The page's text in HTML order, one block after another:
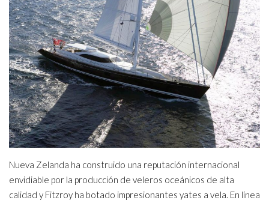
Nueva Zelanda ha construido una reputación internacional
envidiable por la producción de veleros oceánicos de alta
calidad y Fitzroy ha botado impresionantes yates a vela. En línea